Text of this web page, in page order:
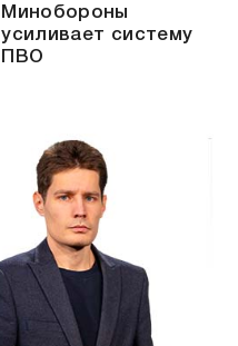
Минобороны
усиливает систему
ПВО